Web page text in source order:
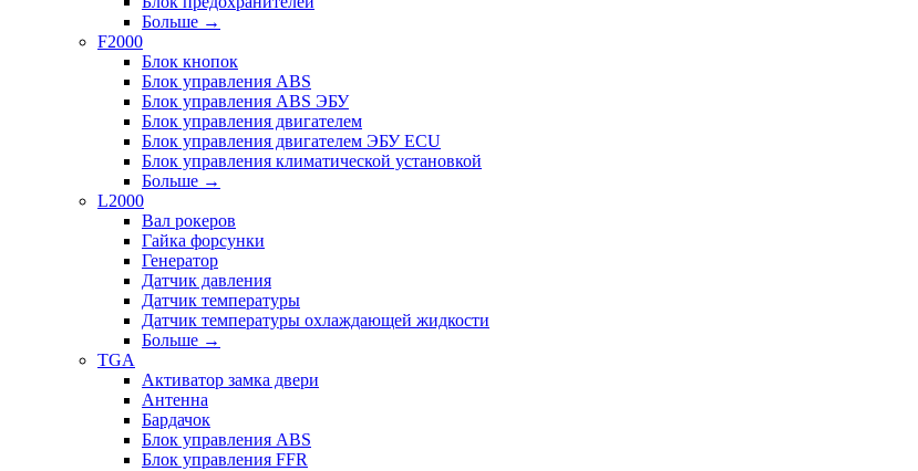
Больше →
F2000
Блок кнопок
Блок управления ABS
Блок управления ABS ЭБУ
Блок управления двигателем
Блок управления двигателем ЭБУ ECU
Блок управления климатической установкой
Больше →
L2000
Вал рокеров
Гайка форсунки
Генератор
Датчик давления
Датчик температуры
Датчик температуры охлаждающей жидкости
Больше →
TGA
Активатор замка двери
Антенна
Бардачок
Блок управления ABS
Блок управления FFR